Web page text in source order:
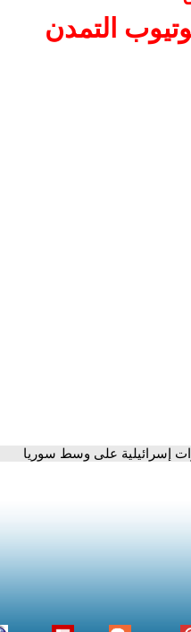
التمدن
إسرائيلية على وسط سوريا